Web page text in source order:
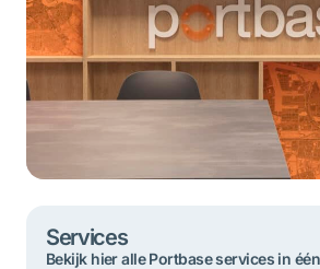
Services
Bekijk hier alle Portbase services in